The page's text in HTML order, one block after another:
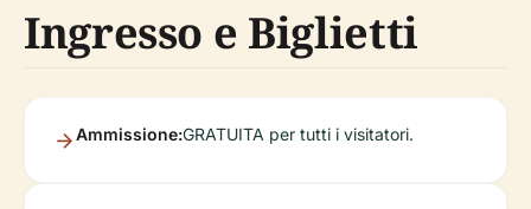
Ingresso e Biglietti
Ammissione:GRATUITA per tutti i visitatori.